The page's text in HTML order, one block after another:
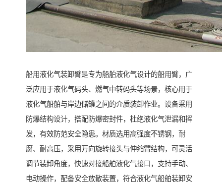
船用液化气装卸臂是专为船舶液化气设计的船用臂，广
泛应用于液化气码头、燃气中转码头等场景，核心用于
液化气船舶与岸边储罐之间的介质装卸作业。设备采用
防爆结构设计，搭配防爆密封件，杜绝液化气泄漏和挥
发，有效防范安全隐患。材质选用高强度不锈钢，耐
腐、耐高压，采用万向旋转接头与伸缩臂结构，可灵活
调节装卸角度，快速对接船舶液化气接口，支持手动、
电动操作，配备安全放散装置，符合液化气船舶装卸安